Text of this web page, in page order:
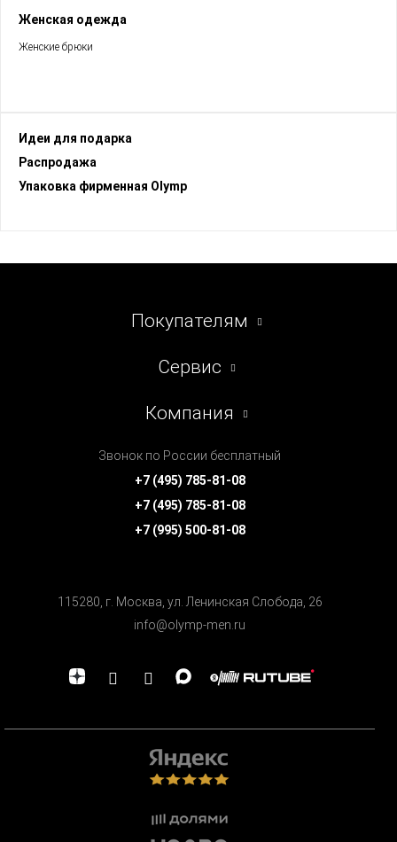
Женская одежда
Женские брюки
Идеи для подарка
Раcпродажа
Упаковка фирменная Olymp
Покупателям
Сервис
Компания
Звонок по России бесплатный
+7 (495) 785-81-08
+7 (495) 785-81-08
+7 (995) 500-81-08
115280, г. Москва, ул. Ленинская Cлобода, 26
info@olymp-men.ru